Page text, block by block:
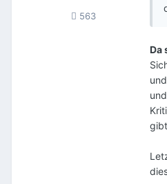
563
Da